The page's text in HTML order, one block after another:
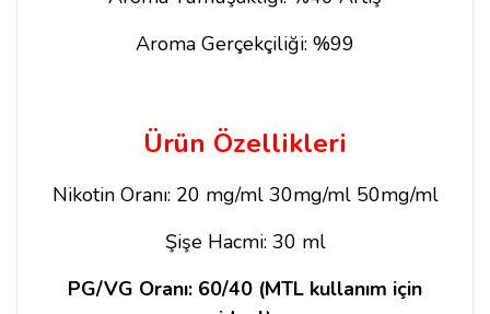
Aroma Gerçekçiliği: %99
Ürün Özellikleri
Nikotin Oranı: 20 mg/ml 30mg/ml 50mg/ml
Şişe Hacmi: 30 ml
PG/VG Oranı: 60/40 (MTL kullanım için